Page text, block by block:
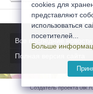
Все последние новости
Полная версия сайта
Создатель проекта
cookies для
представляют
использоваться
посетителей...
Больше